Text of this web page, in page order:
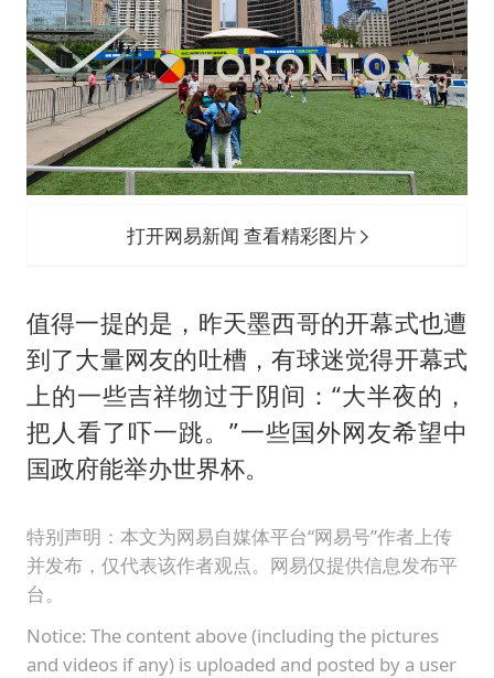
打开网易新闻 查看精彩图片
值得一提的是，昨天墨西哥的开幕式也遭
到了大量网友的吐槽，有球迷觉得开幕式
上的一些吉祥物过于阴间：“大半夜的，
把人看了吓一跳。”一些国外网友希望中
国政府能举办世界杯。
特别声明：本文为网易自媒体平台“网易号”作者上传
并发布，仅代表该作者观点。网易仅提供信息发布平
台。
Notice: The content above (including the pictures
and videos if any) is uploaded and posted by a user